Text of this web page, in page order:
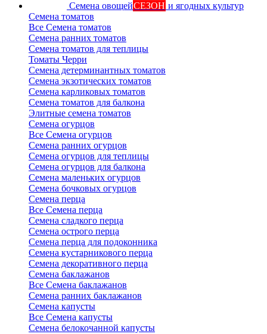
Семена овощейСЕЗОН и ягодных культур
Семена томатов
Все Семена томатов
Семена ранних томатов
Семена томатов для теплицы
Томаты Черри
Семена детерминантных томатов
Семена экзотических томатов
Семена карликовых томатов
Семена томатов для балкона
Элитные семена томатов
Семена огурцов
Все Семена огурцов
Семена ранних огурцов
Семена огурцов для теплицы
Семена огурцов для балкона
Семена маленьких огурцов
Семена бочковых огурцов
Семена перца
Все Семена перца
Семена сладкого перца
Семена острого перца
Семена перца для подоконника
Семена кустарникового перца
Семена декоративного перца
Семена баклажанов
Все Семена баклажанов
Семена ранних баклажанов
Семена капусты
Все Семена капусты
Семена белокочанной капусты